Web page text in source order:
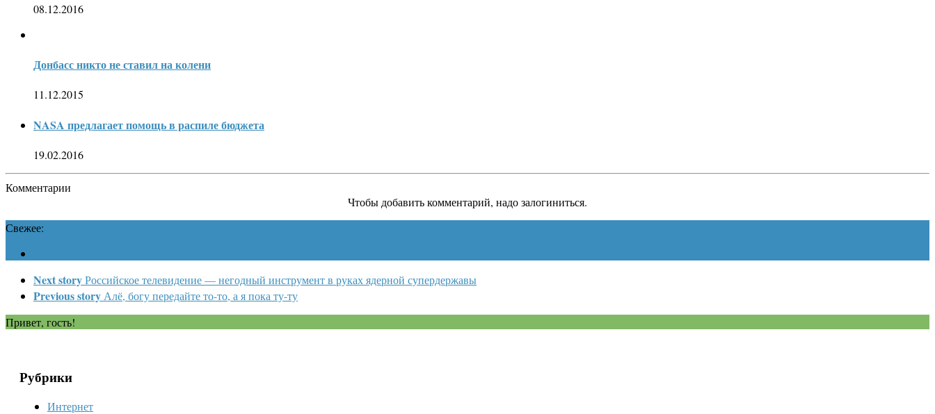
08.12.2016
Донбасс никто не ставил на колени
11.12.2015
NASA предлагает помощь в распиле бюджета
19.02.2016
Комментарии
Чтобы добавить комментарий, надо залогиниться.
Свежее:
Next storyРоссийское телевидение — негодный инструмент в руках ядерной супердержавы
Previous story Алё, богу передайте то-то, а я пока ту-ту
Привет, гость!
Рубрики
Интернет